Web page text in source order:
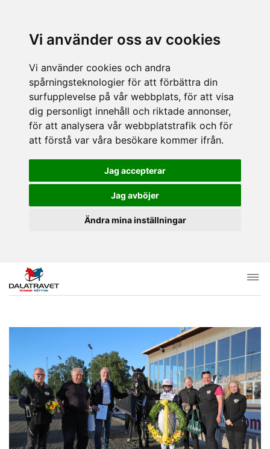
Vi använder oss av cookies
Vi använder cookies och andra
spårningsteknologier för att förbättra din
surfupplevelse på vår webbplats, för att visa
dig personligt innehåll och riktade annonser,
för att analysera vår webbplatstrafik och för
att förstå var våra besökare kommer ifrån.
Jag accepterar
Jag avböjer
Ändra mina inställningar